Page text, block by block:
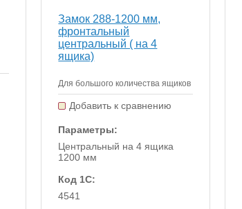
Замок 288-1200 мм,
фронтальный
центральный ( на 4
ящика)
Для большого количества ящиков
Добавить к сравнению
Параметры:
Центральный на 4 ящика
1200 мм
Код 1С:
4541